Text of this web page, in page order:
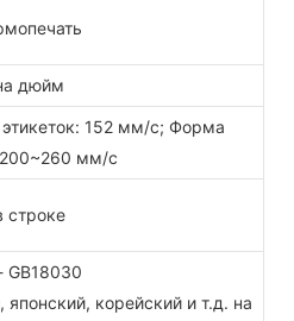
дюйм
152 мм/с; Форма
мм/с
строке
GB18030
японский, корейский и т.д. на